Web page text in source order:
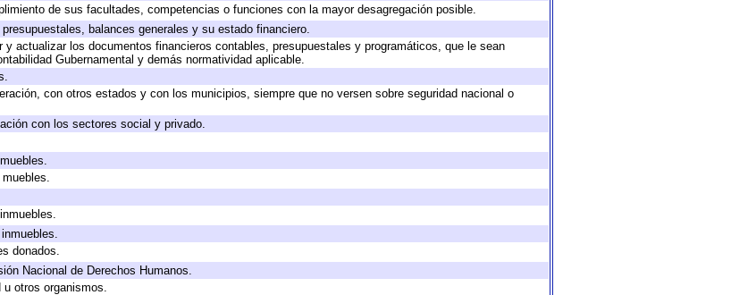
de sus facultades, competencias o funciones con la mayor desagregación posible.
balances generales y su estado financiero.
actualizar los documentos financieros contables, presupuestales y programáticos, que le sean
Gubernamental y demás normatividad aplicable.
con otros estados y con los municipios, siempre que no versen sobre seguridad nacional o
con los sectores social y privado.
donados.
Nacional de Derechos Humanos.
otros organismos.